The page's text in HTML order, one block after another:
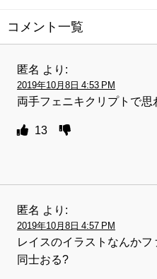
コメント一覧
匿名 より:
2019年10月8日 4:53 PM
両手フェニキクリプトで思
13
匿名 より:
2019年10月8日 4:57 PM
レイスのイラストなんか
同士おる?